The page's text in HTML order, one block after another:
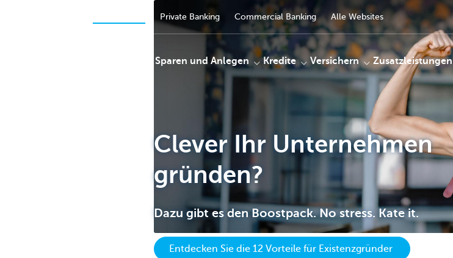
Private Banking Commercial Banking Alle Websites
Sparen und Anlegen Kredite Versichern Zusatzleistungen
Clever Ihr Unternehmen
gründen?
Dazu gibt es den Boostpack. No stress. Kate it.
Entdecken Sie die 12 Vorteile für Existenzgründer